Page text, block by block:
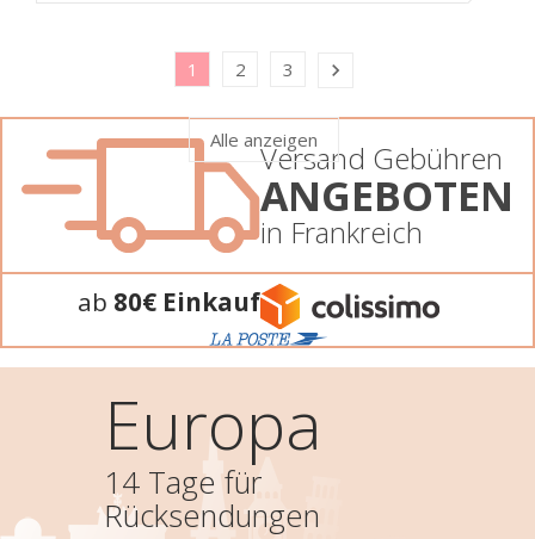
1 2 3 
Alle anzeigen
Versand Gebühren
ANGEBOTEN
in Frankreich
ab 80€ Einkauf
Europa
14 Tage für
Rücksendungen